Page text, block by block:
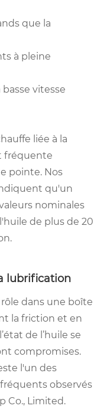
que la
à pleine
vitesse
liée à la
fréquente
pointe. Nos
qu'un
nominales
de plus de 20
lubrification
dans une boîte
la friction et en
de l’huile se
compromises.
l'un des
observés
Co., Limited.